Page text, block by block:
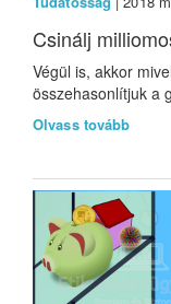
Csinálj
Végül is, akkor
összehasonlítjuk
Olvass tovább